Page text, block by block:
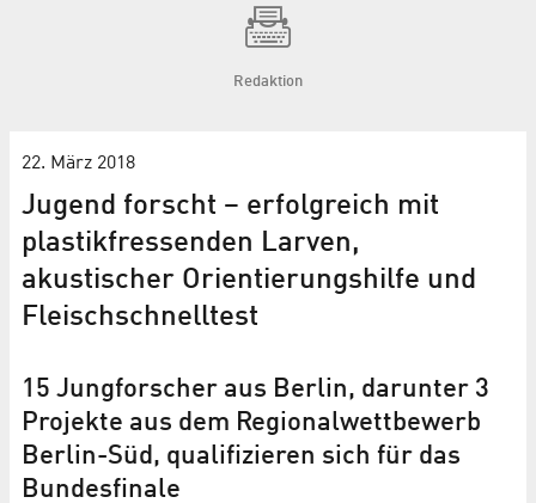
Redaktion
22. März 2018
Jugend forscht – erfolgreich mit
plastik­fressenden Larven,
akustischer Orientierungs­hilfe und
Fleisch­schnelltest
15 Jungforscher aus Berlin, darunter 3
Projekte aus dem Regional­wettbewerb
Berlin-Süd, qualifizieren sich für das
Bundesfinale